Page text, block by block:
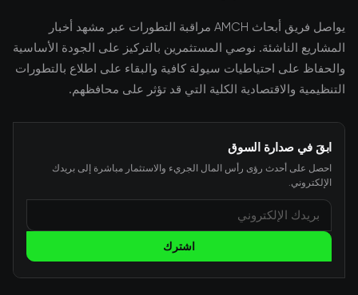
يواصل فريق أبحاث AMCH مراقبة التطورات عبر مشهد أخبار
المشاريع الناشئة. نوصي المستثمرين بالتركيز على الجودة الأساسية
والحفاظ على احتياطيات سيولة كافية والبقاء على اطلاع بالتطورات
التنظيمية والاقتصادية الكلية التي قد تؤثر على محافظهم.
ابقَ في صدارة السوق
احصل على أحدث رؤى رأس المال الجريء والاستثمار مباشرة إلى بريدك
الإلكتروني.
اشترك